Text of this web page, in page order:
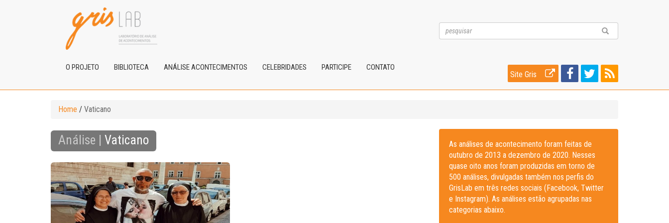
O PROJETO BIBLIOTECA ANÁLISE ACONTECIMENTOS CELEBRIDADES PARTICIPE CONTATO
Site Gris
Home / Vaticano
Análise | Vaticano
As análises de acontecimento foram feitas de
outubro de 2013 a dezembro de 2020. Nesses
quase oito anos foram produzidas em torno de
500 análises, divulgadas também nos perfis do
GrisLab em três redes sociais (Facebook, Twitter
e Instagram). As análises estão agrupadas nas
categorias abaixo.